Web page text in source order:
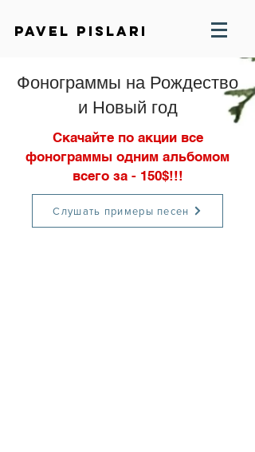
PAVEL PISLARI
Фонограммы на Рождество
и Новый год
Скачайте по акции все
фонограммы одним альбомом
всего за - 150$!!!
Слушать примеры песен